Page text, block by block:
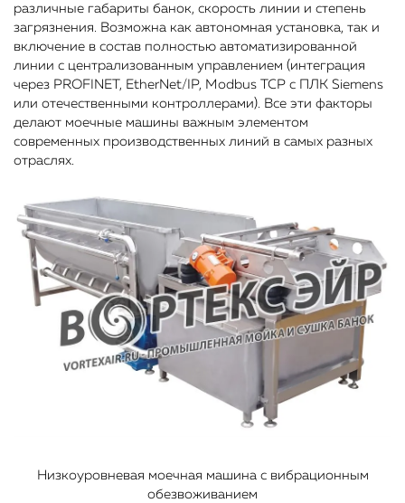
различные габариты банок, скорость линии и степень
загрязнения. Возможна как автономная установка, так и
включение в состав полностью автоматизированной
линии с централизованным управлением (интеграция
через PROFINET, EtherNet/IP, Modbus TCP с ПЛК Siemens
или отечественными контроллерами). Все эти факторы
делают моечные машины важным элементом
современных производственных линий в самых разных
отраслях.
Низкоуровневая моечная машина с вибрационным
обезвоживанием